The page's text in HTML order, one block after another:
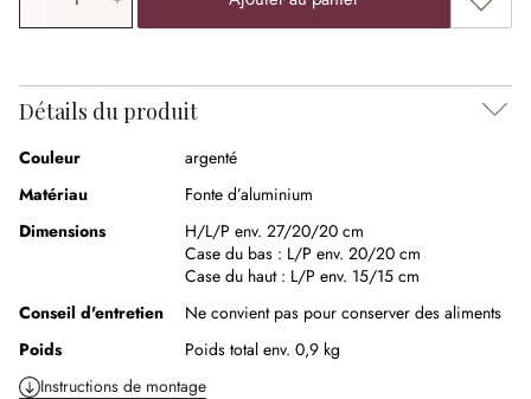
Détails du produit
Couleur
argenté
Matériau
Fonte d’aluminium
Dimensions
H/L/P env. 27/20/20 cm
Case du bas : L/P env. 20/20 cm
Case du haut : L/P env. 15/15 cm
Conseil d'entretien
Ne convient pas pour conserver des aliments
Poids
Poids total env. 0,9 kg
Instructions de montage